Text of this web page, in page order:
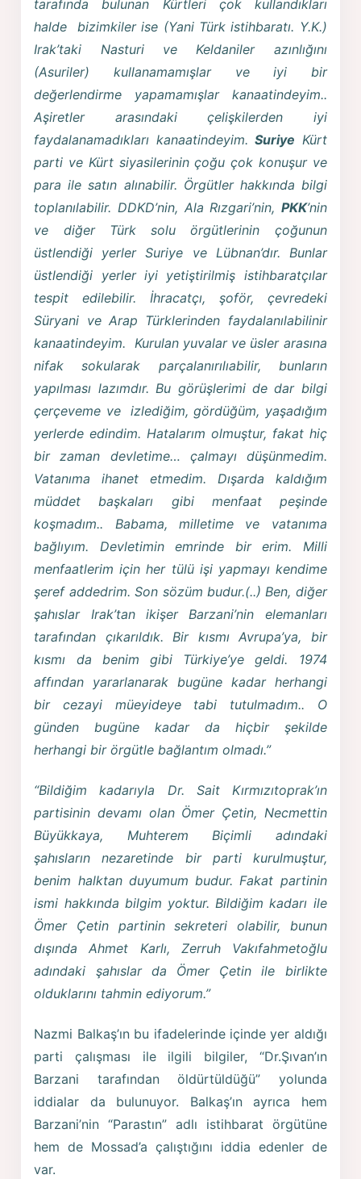
tarafında bulunan Kürtleri çok kullandıkları
halde bizimkiler ise (Yani Türk istihbaratı. Y.K.)
Irak’taki Nasturi ve Keldaniler azınlığını
(Asuriler) kullanamamışlar ve iyi bir
değerlendirme yapamamışlar kanaatindeyim..
Aşiretler arasındaki çelişkilerden iyi
faydalanamadıkları kanaatindeyim.Suriye Kürt
parti ve Kürt siyasilerinin çoğu çok konuşur ve
para ile satın alınabilir. Örgütler hakkında bilgi
toplanılabilir. DDKD’nin, Ala Rızgari’nin, PKK’nin
ve diğer Türk solu örgütlerinin çoğunun
üstlendiği yerler Suriye ve Lübnan’dır. Bunlar
üstlendiği yerler iyi yetiştirilmiş istihbaratçılar
tespit edilebilir. İhracatçı, şoför, çevredeki
Süryani ve Arap Türklerinden faydalanılabilinir
kanaatindeyim. Kurulan yuvalar ve üsler arasına
nifak sokularak parçalanırılıabilir, bunların
yapılması lazımdır. Bu görüşlerimi de dar bilgi
çerçeveme ve izlediğim, gördüğüm, yaşadığım
yerlerde edindim. Hatalarım olmuştur, fakat hiç
bir zaman devletime… çalmayı düşünmedim.
Vatanıma ihanet etmedim. Dışarda kaldığım
müddet başkaları gibi menfaat peşinde
koşmadım.. Babama, milletime ve vatanıma
bağlıyım. Devletimin emrinde bir erim. Milli
menfaatlerim için her tülü işi yapmayı kendime
şeref addedrim. Son sözüm budur.(..) Ben, diğer
şahıslar Irak’tan ikişer Barzani’nin elemanları
tarafından çıkarıldık. Bir kısmı Avrupa’ya, bir
kısmı da benim gibi Türkiye’ye geldi. 1974
affından yararlanarak bugüne kadar herhangi
bir cezayi müeyideye tabi tutulmadım.. O
günden bugüne kadar da hiçbir şekilde
herhangi bir örgütle bağlantım olmadı.”
“Bildiğim kadarıyla Dr. Sait Kırmızıtoprak’ın
partisinin devamı olan Ömer Çetin, Necmettin
Büyükkaya, Muhterem Biçimli adındaki
şahısların nezaretinde bir parti kurulmuştur,
benim halktan duyumum budur. Fakat partinin
ismi hakkında bilgim yoktur. Bildiğim kadarı ile
Ömer Çetin partinin sekreteri olabilir, bunun
dışında Ahmet Karlı, Zerruh Vakıfahmetoğlu
adındaki şahıslar da Ömer Çetin ile birlikte
olduklarını tahmin ediyorum.”
Nazmi Balkaş’ın bu ifadelerinde içinde yer aldığı
parti çalışması ile ilgili bilgiler, “Dr.Şıvan’ın
Barzani tarafından öldürtüldüğü” yolunda
iddialar da bulunuyor. Balkaş’ın ayrıca hem
Barzani’nin “Parastın” adlı istihbarat örgütüne
hem de Mossad’a çalıştığını iddia edenler de
var.